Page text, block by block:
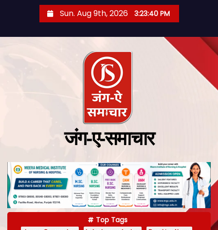
Sun. Aug 9th, 2026 3:23:40 PM
जंग-ए-समाचार
Top Tags